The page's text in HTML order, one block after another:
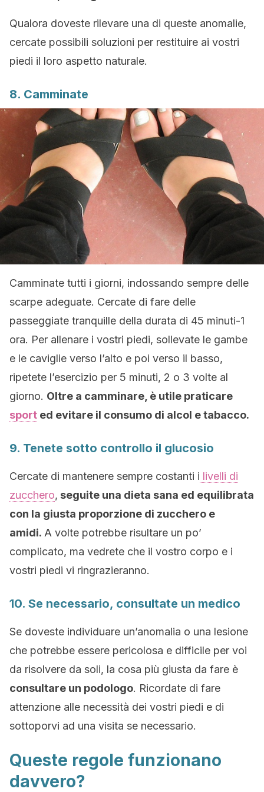
Qualora doveste rilevare una di queste anomalie,
cercate possibili soluzioni per restituire ai vostri
piedi il loro aspetto naturale.
8. Camminate
Camminate tutti i giorni, indossando sempre delle
scarpe adeguate. Cercate di fare delle
passeggiate tranquille della durata di 45 minuti-1
ora. Per allenare i vostri piedi, sollevate le gambe
e le caviglie verso l’alto e poi verso il basso,
ripetete l’esercizio per 5 minuti, 2 o 3 volte al
giorno. Oltre a camminare, è utile praticare
sport ed evitare il consumo di alcol e tabacco.
9. Tenete sotto controllo il glucosio
Cercate di mantenere sempre costanti i livelli di
zucchero, seguite una dieta sana ed equilibrata
con la giusta proporzione di zucchero e
amidi. A volte potrebbe risultare un po’
complicato, ma vedrete che il vostro corpo e i
vostri piedi vi ringrazieranno.
10. Se necessario, consultate un medico
Se doveste individuare un’anomalia o una lesione
che potrebbe essere pericolosa e difficile per voi
da risolvere da soli, la cosa più giusta da fare è
consultare un podologo. Ricordate di fare
attenzione alle necessità dei vostri piedi e di
sottoporvi ad una visita se necessario.
Queste regole funzionano
davvero?